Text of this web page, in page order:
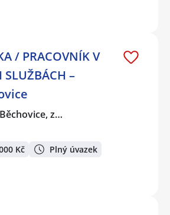
/ PRACOVNÍK V
SLUŽBÁCH –
z…
Kč Plný úvazek